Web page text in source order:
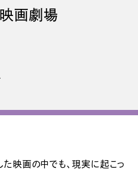
画劇場
映画の中でも、現実に起こっ